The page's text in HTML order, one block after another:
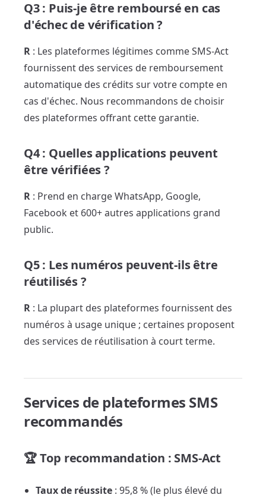
Q3 : Puis-je être remboursé en cas
d'échec de vérification ?
R : Les plateformes légitimes comme SMS-Act
fournissent des services de remboursement
automatique des crédits sur votre compte en
cas d'échec. Nous recommandons de choisir
des plateformes offrant cette garantie.
Q4 : Quelles applications peuvent
être vérifiées ?
R : Prend en charge WhatsApp, Google,
Facebook et 600+ autres applications grand
public.
Q5 : Les numéros peuvent-ils être
réutilisés ?
R : La plupart des plateformes fournissent des
numéros à usage unique ; certaines proposent
des services de réutilisation à court terme.
Services de plateformes SMS
recommandés
🏆 Top recommandation : SMS-Act
Taux de réussite : 95,8 % (le plus élevé du